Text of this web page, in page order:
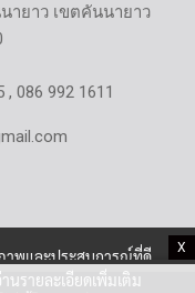
X
ายาว เขตคันนายาว
, 086 992 1611
าพและประสบการณ์ที่ดี
นรายละเอียดเพิ่มเติม